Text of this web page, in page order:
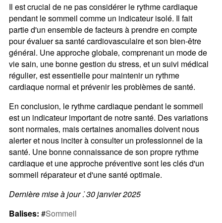
Il est crucial de ne pas considérer le rythme cardiaque
pendant le sommeil comme un indicateur isolé. Il fait
partie d'un ensemble de facteurs à prendre en compte
pour évaluer sa santé cardiovasculaire et son bien-être
général. Une approche globale‚ comprenant un mode de
vie sain‚ une bonne gestion du stress‚ et un suivi médical
régulier‚ est essentielle pour maintenir un rythme
cardiaque normal et prévenir les problèmes de santé.
En conclusion‚ le rythme cardiaque pendant le sommeil
est un indicateur important de notre santé. Des variations
sont normales‚ mais certaines anomalies doivent nous
alerter et nous inciter à consulter un professionnel de la
santé. Une bonne connaissance de son propre rythme
cardiaque et une approche préventive sont les clés d'un
sommeil réparateur et d'une santé optimale.
Dernière mise à jour ⁚ 30 janvier 2025
Balises: #Sommeil